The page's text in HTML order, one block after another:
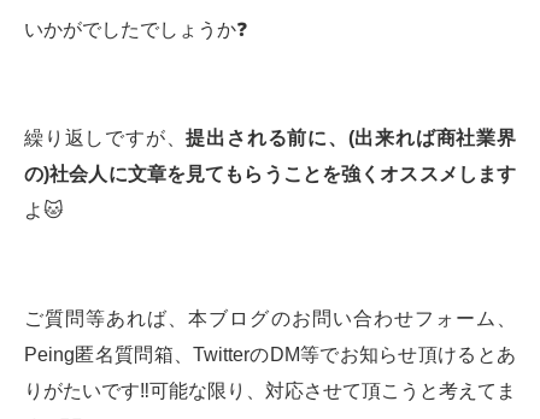
いかがでしたでしょうか❓
繰り返しですが、提出される前に、 (出来れば商社業界
の)社会人に文章を見てもらうことを強くオススメします
よ🐱
ご質問等あれば、本ブログのお問い合わせフォーム、
Peing匿名質問箱、TwitterのDM等でお知らせ頂けるとあ
りがたいです‼️可能な限り、対応させて頂こうと考えてま